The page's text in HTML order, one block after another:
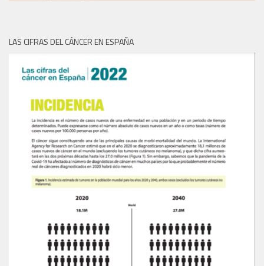
LAS CIFRAS DEL CÁNCER EN ESPAÑA